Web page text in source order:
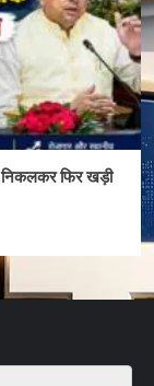
निकलकर फिर खड़ी